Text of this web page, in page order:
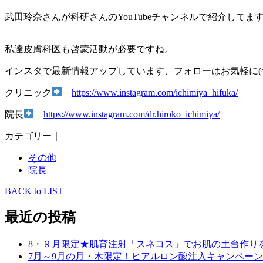
武田玲奈さんが科研さんのYouTubeチャンネルで紹介してます
私達皮膚科医も啓蒙活動が必要ですね。
インスタで最新情報アップしています、フォローはお気軽に
クリニック https://www.instagram.com/ichimiya_hifuka/
院長 https://www.instagram.com/dr.hiroko_ichimiya/
カテゴリー｜
その他
院長
BACK to LIST
最近の投稿
8・９月限定★肌育注射「スネコス」でお肌の土台作り
7月～9月の月・木限定！ヒアルロン酸注入キャンペーン